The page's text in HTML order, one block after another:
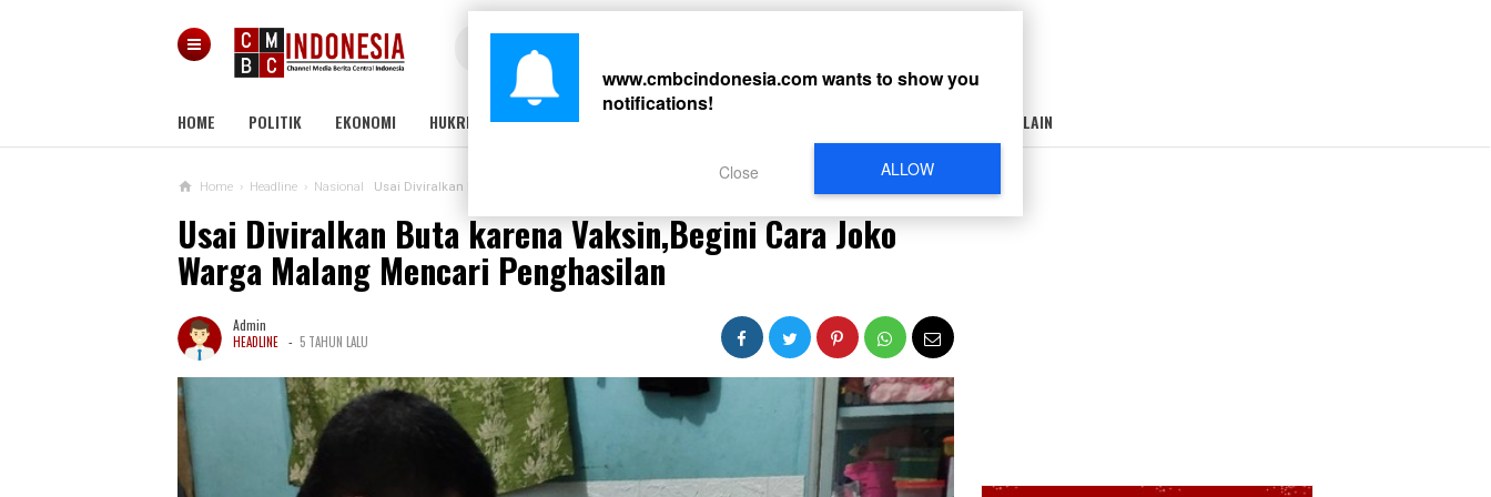
HOME POLITIK EKONOMI HUKRIM PERISTIWA LAIN-LAIN
Home › Headline › Nasional Usai Diviralkan Buta karena Vaksin,Begini Cara Joko Warga Malang Mencari Penghasilan
Usai Diviralkan Buta karena Vaksin,Begini Cara Joko
Warga Malang Mencari Penghasilan
Admin
HEADLINE - 5 TAHUN LALU
www.cmbcindonesia.comwants to show you
notifications!
ALLOW
Close